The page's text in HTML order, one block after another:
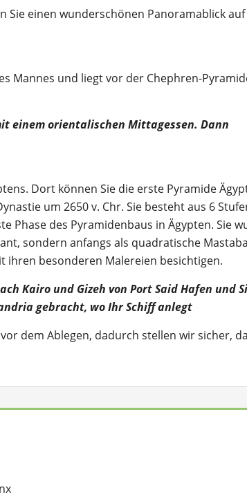
Sie einen wunderschönen Panoramablick
Mannes und liegt vor der Chephren-
einem orientalischen Mittagessen. Dann
Dort können Sie die erste Pyramide
um 2650 v. Chr. Sie besteht aus 6
Phase des Pyramidenbaus in Ägypten. Sie
sondern anfangs als quadratische
ihren besonderen Malereien besichtigen.
Kairo und Gizeh von Port Said Hafen und
gebracht, wo Ihr Schiff anlegt
dem Ablegen, dadurch stellen wir sicher,